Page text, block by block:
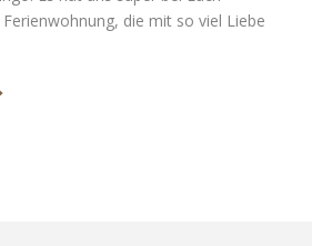
die mit so viel Liebe